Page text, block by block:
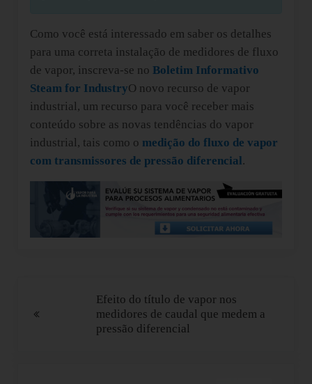
Como você está interessado em saber os detalhes
para uma correta instalação de medidores de fluxo
de vapor, inscreva-se no Boletim Informativo
Steam for IndustryO novo recurso de vapor
industrial, um recurso para você receber mais
conteúdo sobre as novas tendências do vapor
industrial, tais como o medição do fluxo de vapor
com transmissores de pressão diferencial.
Efeito do título de vapor nos
medidores de caudal que medem a
pressão diferencial